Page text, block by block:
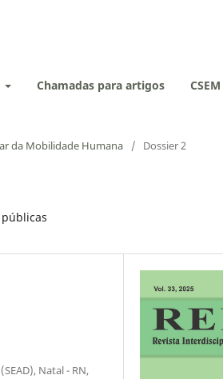
Chamadas para artigos CSEM
da Mobilidade Humana / Dossier 2
Natal - RN,